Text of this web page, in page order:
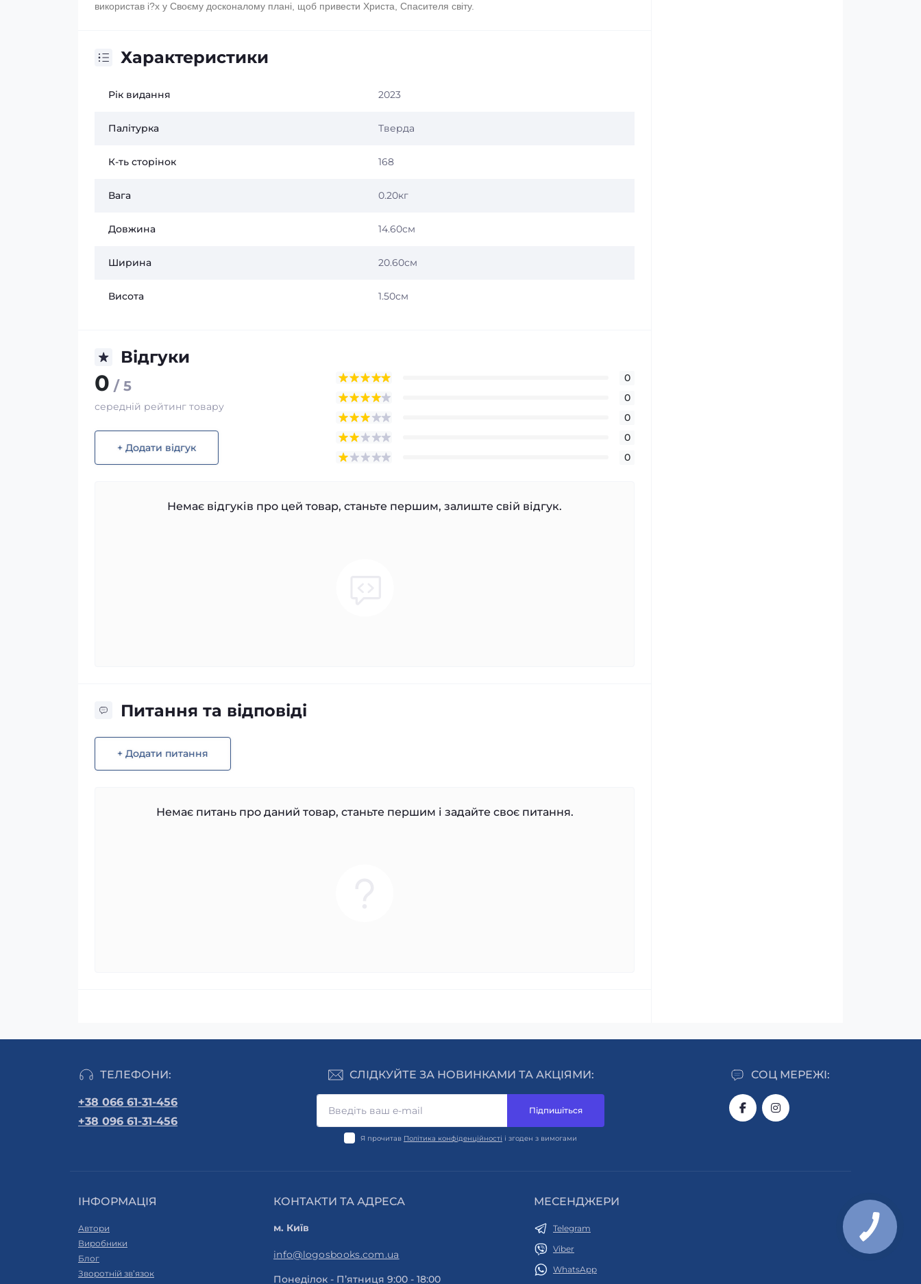
використав і?х у Своєму досконалому плані, щоб привести Христа, Спасителя світу.
Характеристики
Рік видання 2023
Палітурка Тверда
К-ть сторінок 168
Вага 0.20кг
Довжина 14.60см
Ширина 20.60см
Висота 1.50см
Відгуки
0 / 5
середній рейтинг товару
+ Додати відгук
0
0
0
0
0
Немає відгуків про цей товар, станьте першим, залиште свій відгук.
Питання та відповіді
+ Додати питання
Немає питань про даний товар, станьте першим і задайте своє питання.
ТЕЛЕФОНИ:
+38 066 61-31-456
+38 096 61-31-456
СОЦ МЕРЕЖІ:
СЛІДКУЙТЕ ЗА НОВИНКАМИ ТА АКЦІЯМИ:
Підпишіться
Я прочитав Політика конфіденційності і згоден з вимогами
ІНФОРМАЦІЯ
Автори
Виробники
Блог
Зворотній зв’язок
КОНТАКТИ ТА АДРЕСА
м. Київ
info@logosbooks.com.ua
Понеділок - Пʼятниця 9:00 - 18:00
МЕСЕНДЖЕРИ
Telegram
Viber
WhatsApp
КНОПКА
ЗВ'ЯЗКУ